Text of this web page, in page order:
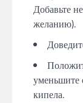
Добавьте
желанию).
уменьшите
кипела.